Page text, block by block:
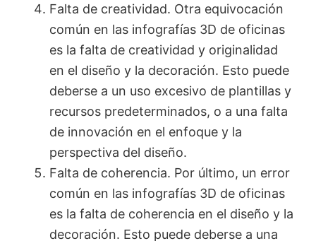
Falta de creatividad. Otra equivocación
común en las infografías 3D de oficinas
es la falta de creatividad y originalidad
en el diseño y la decoración. Esto puede
deberse a un uso excesivo de plantillas y
recursos predeterminados, o a una falta
de innovación en el enfoque y la
perspectiva del diseño.
Falta de coherencia. Por último, un error
común en las infografías 3D de oficinas
es la falta de coherencia en el diseño y la
decoración. Esto puede deberse a una